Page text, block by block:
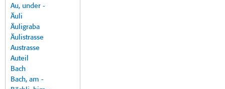
Au, under -
Äuli
Äuligraba
Äulistrasse
Austrasse
Auteil
Bach
Bach, am -